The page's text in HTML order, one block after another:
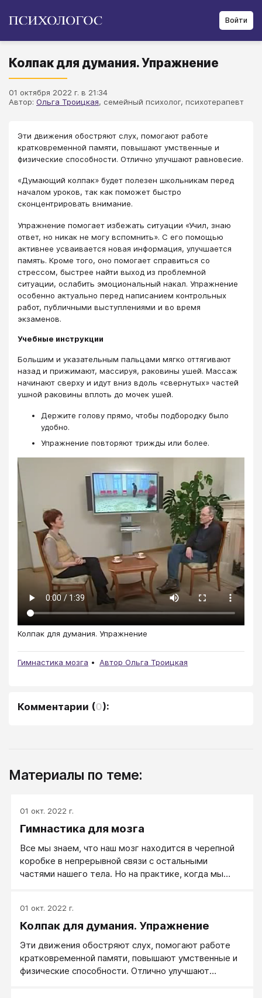
Войти
Колпак для думания. Упражнение
01 октября 2022 г. в 21:34
Автор: Ольга Троицкая, семейный психолог, психотерапевт
​​​​​​Эти движения обостряют слух, помогают работе
кратковременной памяти, повышают умственные и
физические способности. Отлично улучшают равновесие.
«Думающий колпак» будет полезен школьникам перед
началом уроков, так как поможет быстро
сконцентрировать внимание.
Упражнение помогает избежать ситуации «Учил, знаю
ответ, но никак не могу вспомнить». С его помощью
активнее усваивается новая информация, улучшается
память. Кроме того, оно помогает справиться со
стрессом, быстрее найти выход из проблемной
ситуации, ослабить эмоциональный накал. Упражнение
особенно актуально перед написанием контрольных
работ, публичными выступлениями и во время
экзаменов.
Учебные инструкции
Большим и указательным пальцами мягко оттягивают
назад и прижимают, массируя, раковины ушей. Массаж
начинают сверху и идут вниз вдоль «свернутых» частей
ушной раковины вплоть до мочек ушей.
Держите голову прямо, чтобы подбородку было
удобно.
Упражнение повторяют трижды или более.
Колпак для думания. Упражнение
Гимнастика мозга Автор Ольга Троицкая
Комментарии (0):
Материалы по теме:
01 окт. 2022 г.
Гимнастика для мозга
Все мы знаем, что наш мозг находится в черепной
коробке в непрерывной связи с остальными
частями нашего тела. Но на практике, когда мы
творчества, мы стремимся рассматривать его как
бестелесный процесс, словно роль тела
мозг с места на место и таким образом
обеспечивать его важную работу.
01 окт. 2022 г.
Колпак для думания. Упражнение
Эти движения обостряют слух, помогают работе
кратковременной памяти, повышают умственные и
физические способности. Отлично улучшают